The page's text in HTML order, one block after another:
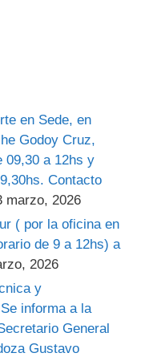
en Sede, en
Godoy Cruz,
09,30 a 12hs y
Contacto
marzo, 2026
( por la oficina en
de 9 a 12hs) a
2026
y
informa a la
General
Gustavo